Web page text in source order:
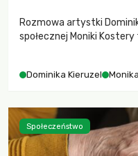
Rozmowa artystki
społecznej Moniki
Dominika Kieruzel
Społeczeństwo